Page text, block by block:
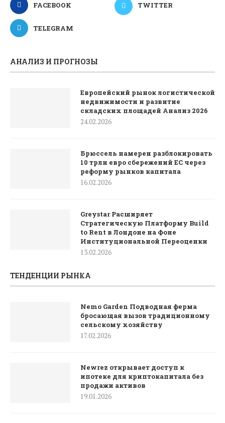
FACEBOOK TWITTER
TELEGRAM
АНАЛИЗ И ПРОГНОЗЫ
Европейский рынок логистической
недвижимости и развитие
складских площадей Анализ 2026
24.02.2026
Брюссель намерен разблокировать
10 трлн евро сбережений ЕС через
реформу рынков капитала
16.02.2026
Greystar Расширяет
Стратегическую Платформу Build
to Rent в Лондоне на Фоне
Институциональной Переоценки
13.02.2026
ТЕНДЕНЦИИ РЫНКА
Nemo Garden Подводная ферма
бросающая вызов традиционному
сельскому хозяйству
17.02.2026
Newrez открывает доступ к
ипотеке для криптокапитала без
продажи активов
19.01.2026